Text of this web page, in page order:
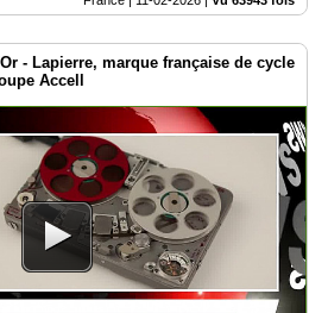
- Lapierre, marque française de cycle
Accell